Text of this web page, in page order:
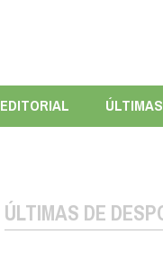
EDITORIAL ÚLTIMAS
ÚLTIMAS DE